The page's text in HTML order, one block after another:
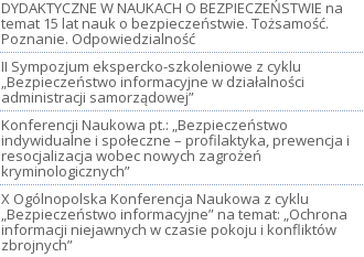
DYDAKTYCZNE W NAUKACH O BEZPIECZEŃSTWIE na
temat 15 lat nauk o bezpieczeństwie. Tożsamość.
Poznanie. Odpowiedzialność
II Sympozjum ekspercko-szkoleniowe z cyklu
„Bezpieczeństwo informacyjne w działalności
administracji samorządowej”
Konferencji Naukowa pt.: „Bezpieczeństwo
indywidualne i społeczne – profilaktyka, prewencja i
resocjalizacja wobec nowych zagrożeń
kryminologicznych”
X Ogólnopolska Konferencja Naukowa z cyklu
„Bezpieczeństwo informacyjne” na temat: „Ochrona
informacji niejawnych w czasie pokoju i konfliktów
zbrojnych”